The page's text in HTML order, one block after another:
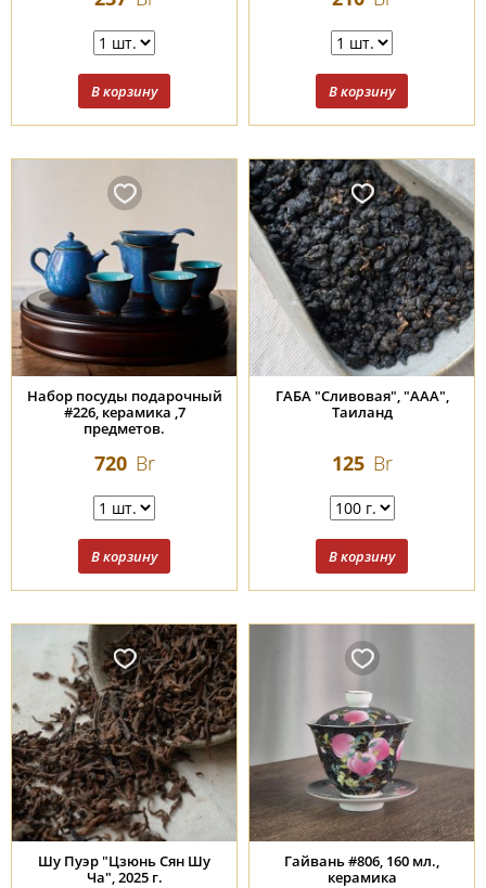
Набор посуды подарочный
#226, керамика ,7
предметов.
720 Br
ГАБА "Сливовая", "ААА",
Таиланд
125 Br
Шу Пуэр "Цзюнь Сян Шу
Ча", 2025 г.
Гайвань #806, 160 мл.,
керамика